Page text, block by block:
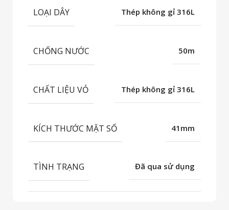
LOẠI DÂY Thép không gỉ 316L
CHỐNG NƯỚC 50m
CHẤT LIỆU VỎ Thép không gỉ 316L
KÍCH THƯỚC MẶT SỐ 41mm
TÌNH TRẠNG Đã qua sử dụng